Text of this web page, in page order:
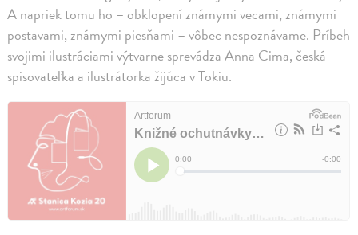
A napriek tomu ho – obklopení známymi vecami, známymi
postavami, známymi piesňami – vôbec nespoznávame. Príbeh
svojimi ilustráciami výtvarne sprevádza Anna Cima, česká
spisovateľka a ilustrátorka žijúca v Tokiu.